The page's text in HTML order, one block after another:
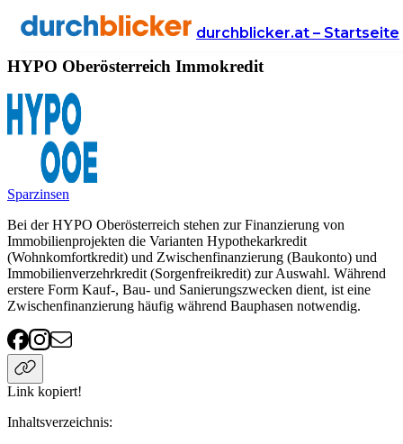
durchblicker.at – Startseite
Anbieter Finanzen immokredit HYPO Oberösterreich
HYPO Oberösterreich Immokredit
Sparzinsen
Bei der HYPO Oberösterreich stehen zur Finanzierung von
Immobilienprojekten die Varianten Hypothekarkredit
(Wohnkomfortkredit) und Zwischenfinanzierung (Baukonto) und
Immobilienverzehrkredit (Sorgenfreikredit) zur Auswahl. Während
erstere Form Kauf-, Bau- und Sanierungszwecken dient, ist eine
Zwischenfinanzierung häufig während Bauphasen notwendig.
Link kopiert!
Inhaltsverzeichnis: